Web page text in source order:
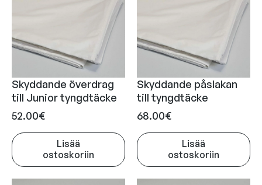
Skyddande överdrag
till Junior tyngdtäcke
52.00€
Lisää
ostoskoriin
Skyddande påslakan
till tyngdtäcke
68.00€
Lisää
ostoskoriin